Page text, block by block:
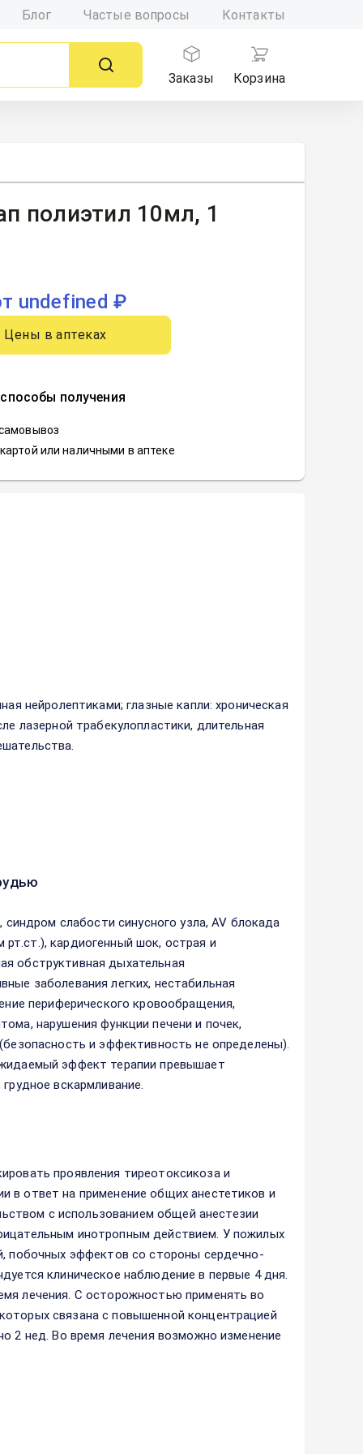
Блог Частые вопросы Контакты
Заказы
Корзина
полиэтил 10мл, 1
undefined ₽
Цены в аптеках
получения
или наличными в аптеке
нейролептиками; глазные капли: хроническая
лазерной трабекулопластики, длительная
слабости синусного узла, AV блокада
рт.ст.), кардиогенный шок, острая и
обструктивная дыхательная
заболевания легких, нестабильная
периферического кровообращения,
нарушения функции печени и почек,
и эффективность не определены).
эффект терапии превышает
вскармливание.
проявления тиреотоксикоза и
в ответ на применение общих анестетиков и
с использованием общей анестезии
инотропным действием. У пожилых
побочных эффектов со стороны сердечно-
клиническое наблюдение в первые 4 дня.
лечения. С осторожностью применять во
связана с повышенной концентрацией
2 нед. Во время лечения возможно изменение